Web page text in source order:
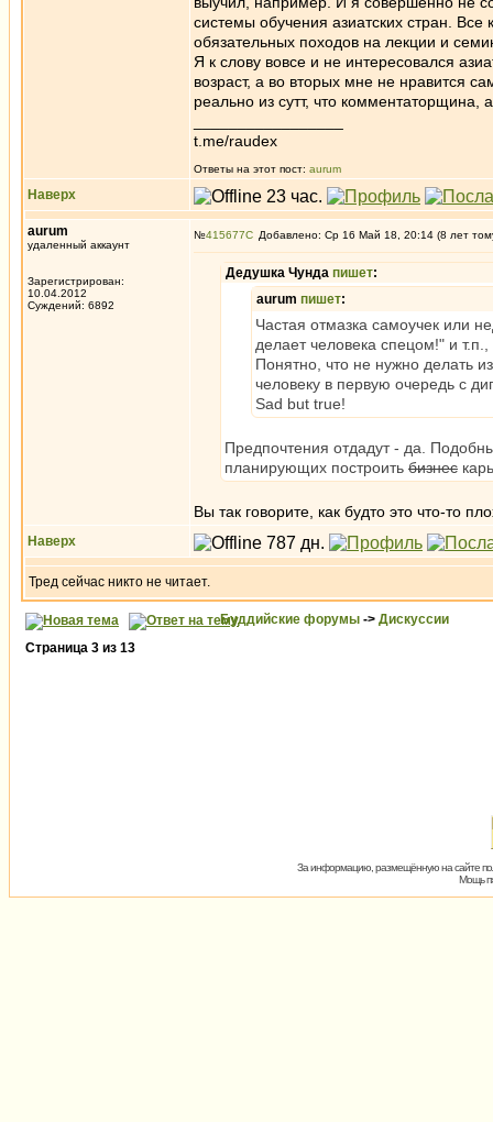
системы обучения азиатских стран.
обязательных походов на лекции и
Я к слову вовсе и не интересовался
возраст, а во вторых мне не нравится
реально из сутт, что комментаторщина,
t.me/raudex
Ответы на этот пост: aurum
Наверх
aurum
удаленный аккаунт
Зарегистрирован:
10.04.2012
Суждений: 6892
№415677 Добавлено: Ср 16 Май 18, 20:14 (8 лет
Дедушка Чунда пишет:
aurum пишет:
Частая отмазка самоучек или
делает человека спецом!" и
Понятно, что не нужно делать
человеку в первую очередь с
Sad but true!
Предпочтения отдадут - да.
планирующих построить бизнес
Вы так говорите, как будто это что-то
Наверх
Тред сейчас никто не читает.
Буддийские форумы -> Дискуссии
Страница 3 из 13
За информацию, размещённую на сайте
Мощь